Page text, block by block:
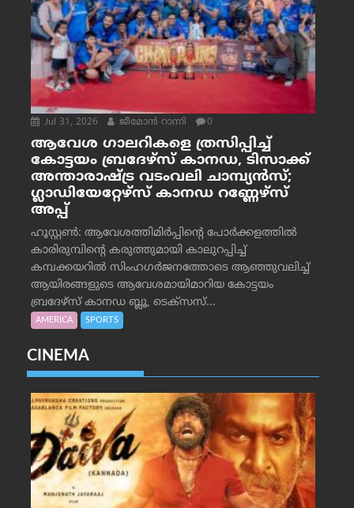
Jul 31, 2026 ജീമോന്‍ റാന്നി 0
ആവേശ ഗാലറികളെ ത്രസിപ്പിച്ച്
കോട്ടയം ബ്രദേഴ്‌സ് കാനഡ, ടിസാക്ക്
അന്താരാഷ്ട്ര വടംവലി ചാമ്പ്യന്‍സ്;
ഗ്ലാഡിയേറ്റേഴ്‌സ് കാനഡ റണ്ണേഴ്‌സ്
അപ്പ്
ഹൂസ്റ്റണ്‍: ആവേശത്തിമിര്‍പ്പിന്റെ പോര്‍ക്കളത്തില്‍
കാരിരുമ്പിന്റെ കരുത്തുമായി കാലുറപ്പിച്ച്
കമ്പക്കയറില്‍ സിംഹഗര്‍ജനത്തോടെ ആഞ്ഞുവലിച്ച്
ആയിരങ്ങളുടെ ആവേശമായിമാറിയ കോട്ടയം
ബ്രദേഴ്‌സ് കാനഡ ബ്ലൂ, ടെക്‌സസ്...
AMERICA SPORTS
CINEMA